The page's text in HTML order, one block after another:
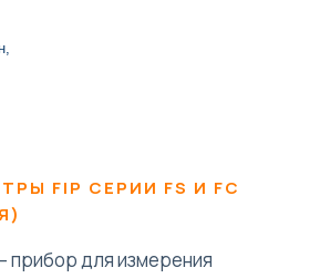
FIP СЕРИИ FS И FC
прибор для измерения